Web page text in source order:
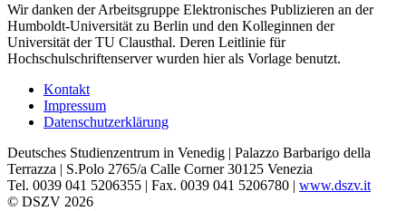
Wir danken der Arbeitsgruppe Elektronisches Publizieren an der
Humboldt-Universität zu Berlin und den Kolleginnen der
Universität der TU Clausthal. Deren Leitlinie für
Hochschulschriftenserver wurden hier als Vorlage benutzt.
Kontakt
Impressum
Datenschutzerklärung
Deutsches Studienzentrum in Venedig | Palazzo Barbarigo della
Terrazza | S.Polo 2765/a Calle Corner 30125 Venezia
Tel. 0039 041 5206355 | Fax. 0039 041 5206780 | www.dszv.it
© DSZV 2026